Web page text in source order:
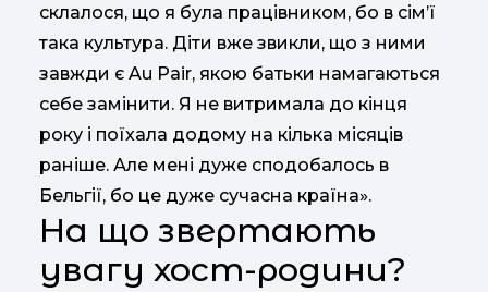
склалося, що я була працівником, бо в сім’ї
така культура. Діти вже звикли, що з ними
завжди є Au Pair, якою батьки намагаються
себе замінити. Я не витримала до кінця
року і поїхала додому на кілька місяців
раніше. Але мені дуже сподобалось в
Бельгії, бо це дуже сучасна країна».
На що звертають
увагу хост-родини?